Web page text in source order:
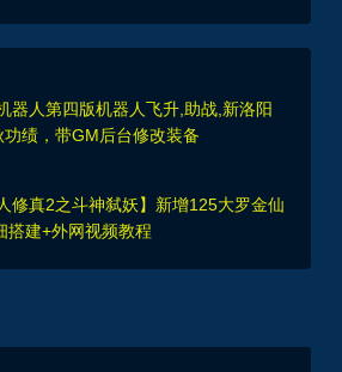
器人第四版机器人飞升,助战,新洛阳
绩，带GM后台修改装备
修真2之斗神弑妖】新增125大罗金仙
搭建+外网视频教程